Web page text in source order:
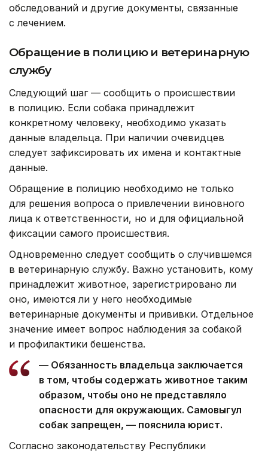
обследований и другие документы, связанные
с лечением.
Обращение в полицию и ветеринарную
службу
Следующий шаг — сообщить о происшествии
в полицию. Если собака принадлежит
конкретному человеку, необходимо указать
данные владельца. При наличии очевидцев
следует зафиксировать их имена и контактные
данные.
Обращение в полицию необходимо не только
для решения вопроса о привлечении виновного
лица к ответственности, но и для официальной
фиксации самого происшествия.
Одновременно следует сообщить о случившемся
в ветеринарную службу. Важно установить, кому
принадлежит животное, зарегистрировано ли
оно, имеются ли у него необходимые
ветеринарные документы и прививки. Отдельное
значение имеет вопрос наблюдения за собакой
и профилактики бешенства.
— Обязанность владельца заключается
в том, чтобы содержать животное таким
образом, чтобы оно не представляло
опасности для окружающих. Самовыгул
собак запрещен, — пояснила юрист.
Согласно законодательству Республики